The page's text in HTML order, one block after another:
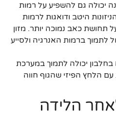
יכולה גם להשפיע על רמות
היטב ודואגות לרמות
תחושת כאב נמוכה יותר. מזון
לתמוך ברמות האנרגיה ולסייע
בחלבון יכולה לתמוך במערכת
עם הלחץ הפיזי שהגוף חווה
הלידה